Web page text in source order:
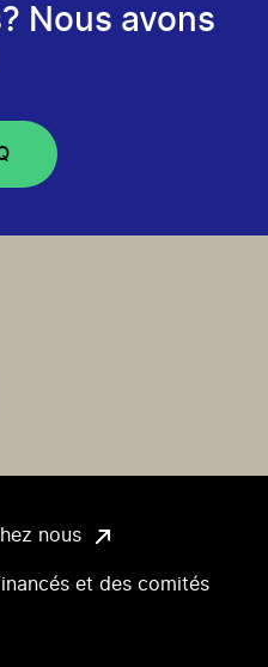
nous
et des comités
Nous avons